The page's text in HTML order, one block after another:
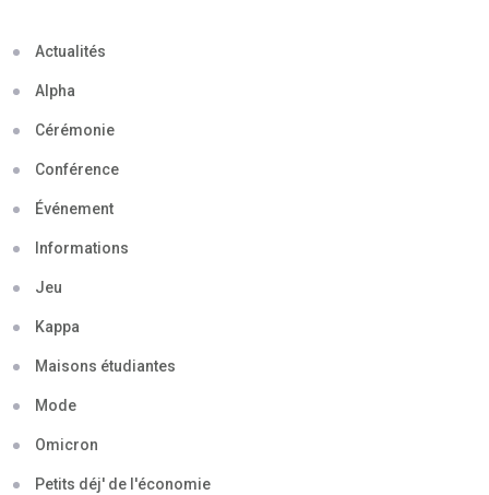
Actualités
Alpha
Cérémonie
Conférence
Événement
Informations
Jeu
Kappa
Maisons étudiantes
Mode
Omicron
Petits déj' de l'économie